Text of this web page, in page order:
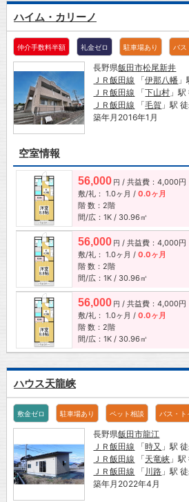
ハイム・カリーノ
仲介手数料半額 礼金ゼロ 駐車場あり バス
長野県飯田市松尾新井
ＪＲ飯田線 「伊那八幡
ＪＲ飯田線 「下山村 」
ＪＲ飯田線 「毛賀 」駅
築年月2016年1月
空室情報
56,000 円 / 共益費：4,000円
敷/礼： 1.0ヶ月 / 0.0ヶ月
階 数：2階
間/広：1K / 30.96㎡
56,000 円 / 共益費：4,000円
敷/礼： 1.0ヶ月 / 0.0ヶ月
階 数：2階
間/広：1K / 30.96㎡
56,000 円 / 共益費：4,000円
敷/礼： 1.0ヶ月 / 0.0ヶ月
階 数：2階
間/広：1K / 30.96㎡
ハウス天龍峡
敷金ゼロ 駐車場あり ペット相談 バス・ト
長野県飯田市龍江
ＪＲ飯田線 「時又 」駅
ＪＲ飯田線 「天竜峡 」
ＪＲ飯田線 「 川路 」駅
築年月2022年4月